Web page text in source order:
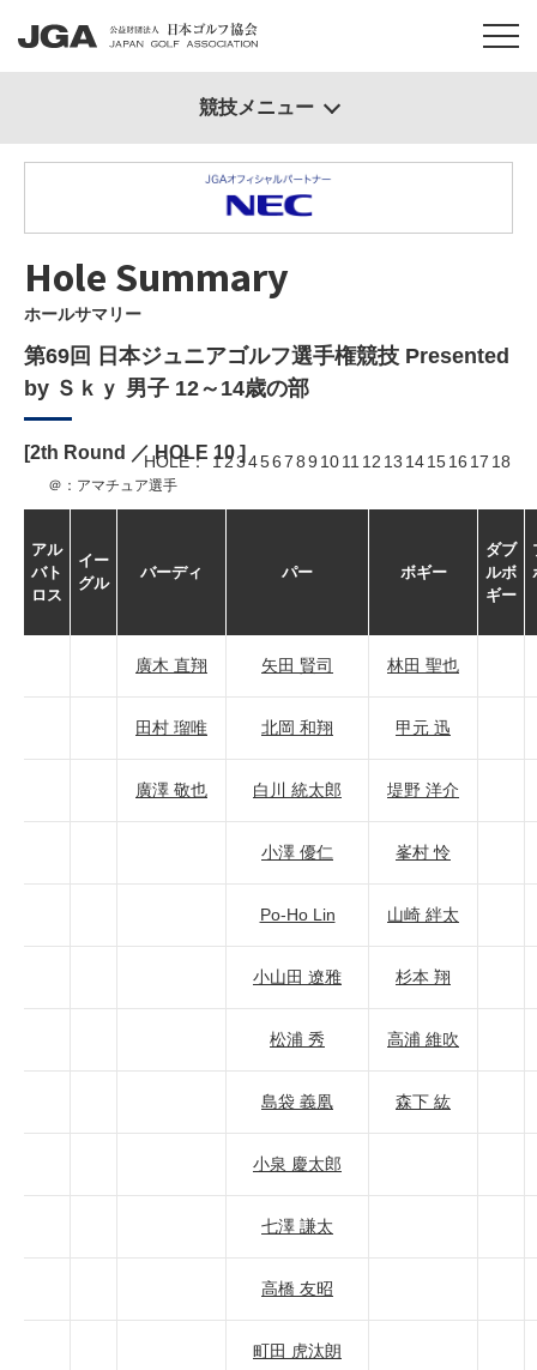
Hole Summary
ホールサマリー
第69回 日本ジュニアゴルフ選手権競技 Presented
by Ｓｋｙ 男子 12～14歳の部
[2th Round ／ HOLE 10]
HOLE 123456789 1011 12 13 141516 17 18
＠：アマチュア選手
アル
バト
ロス
イー
グル
バーディ パー ボギー
ダブ
ルボ
ギー
廣木 直翔 矢田 賢司 林田 聖也
田村 瑠唯 北岡 和翔 甲元 迅
廣澤 敬也 白川 統太郎 堤野 洋介
小澤 優仁 峯村 怜
Po-Ho Lin 山崎 絆太
小山田 遼雅 杉本 翔
松浦 秀 高浦 維吹
島袋 義凰 森下 紘
小泉 慶太郎
七澤 謙太
高橋 友昭
町田 虎汰朗
競技メニュー